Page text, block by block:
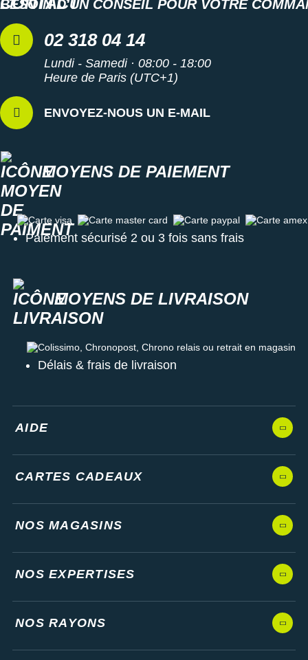
son caoutchouc assure une
surfaces sèches et mouillées.
Semelle intérieure amovible
Les autres produitsNike
BESOIN D'UN CONSEIL POUR VOTRE
02 318 04 14
Lundi - Samedi · 08:00 - 18:00
Heure de Paris (UTC+1)
ENVOYEZ-NOUS UN E-MAIL
MOYENS DE PAIEMENT
Carte visa Carte master card Carte paypal Carte amex
Paiement sécurisé 2 ou 3 fois sans frais
MOYENS DE LIVRAISON
Colissimo, Chronopost, Chrono relais ou retrait en magasin
Délais & frais de livraison
AIDE
CARTES CADEAUX
NOS MAGASINS
NOS EXPERTISES
NOS RAYONS